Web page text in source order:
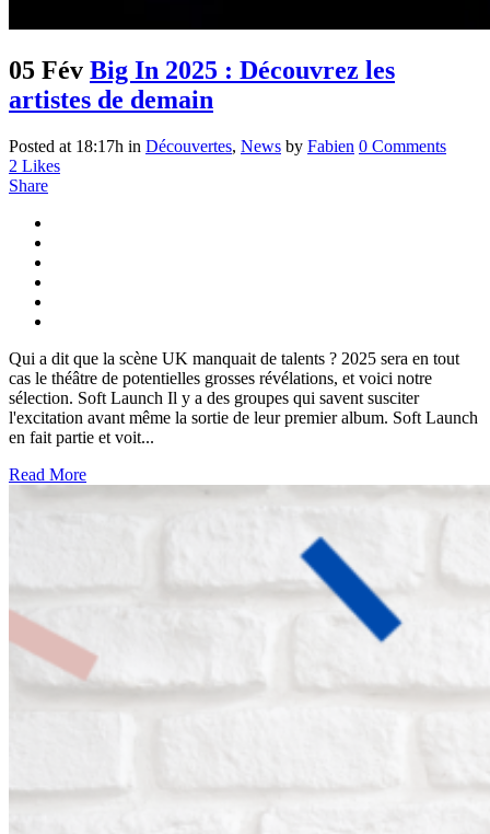
05 Fév Big In 2025 : Découvrez les
artistes de demain
Posted at 18:17h in Découvertes, News by Fabien 0 Comments
2 Likes
Share
Qui a dit que la scène UK manquait de talents ? 2025 sera en tout
cas le théâtre de potentielles grosses révélations, et voici notre
sélection. Soft Launch Il y a des groupes qui savent susciter
l'excitation avant même la sortie de leur premier album. Soft Launch
en fait partie et voit...
Read More